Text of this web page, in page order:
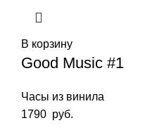
В корзину
Good Music #1
Часы из винила
1790 руб.